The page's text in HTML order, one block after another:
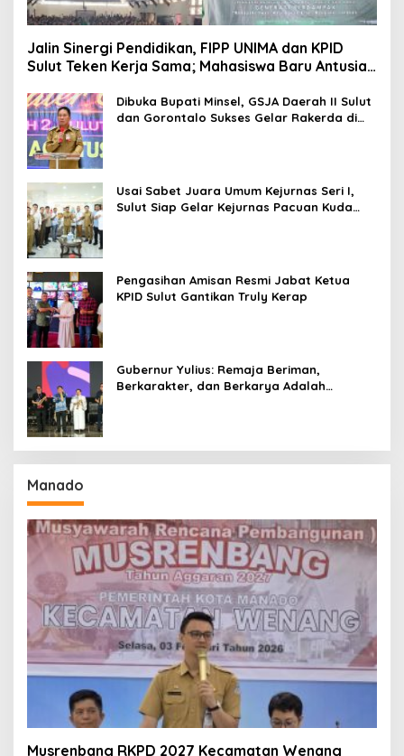
Jalin Sinergi Pendidikan, FIPP UNIMA dan KPID
Sulut Teken Kerja Sama; Mahasiswa Baru Antusias
Dibuka Bupati Minsel, GSJA Daerah II Sulut
dan Gorontalo Sukses Gelar Rakerda di
Usai Sabet Juara Umum Kejurnas Seri I,
Sulut Siap Gelar Kejurnas Pacuan Kuda
Pengasihan Amisan Resmi Jabat Ketua
KPID Sulut Gantikan Truly Kerap
Gubernur Yulius: Remaja Beriman,
Berkarakter, dan Berkarya Adalah
Manado
Musrenbang RKPD 2027 Kecamatan Wenang